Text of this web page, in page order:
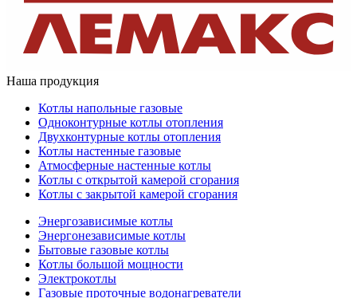
Наша продукция
Котлы напольные газовые
Одноконтурные котлы отопления
Двухконтурные котлы отопления
Котлы настенные газовые
Атмосферные настенные котлы
Котлы с открытой камерой сгорания
Котлы с закрытой камерой сгорания
Энергозависимые котлы
Энергонезависимые котлы
Бытовые газовые котлы
Котлы большой мощности
Электрокотлы
Газовые проточные водонагреватели